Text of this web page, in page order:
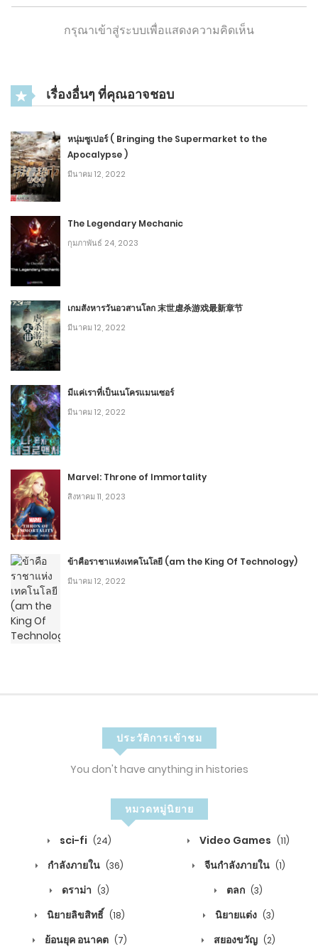
8
Chapter 576: บุกจู่โจม
5
กุมภาพันธ์ 17, 2021
7
2 Chapter 574: ‘อาวุธ’
กุมภาพันธ์ 16, 2021
8
2
มิถุนายน 2, 2020
9
2 Chapter 572: ความรู้สึกของความเจ็บปวด
พฤษภาคม 31, 2020
8
2 Chapter 571: เลือดใหม่ที่หยดไหล
5
2 Chapter 570: ความรู้สึกดีๆ
พฤษภาคม 25, 2020
7
2 Chapter 569: คู่อาฆาตคนเก่า
พฤษภาคม 24, 2020
Chapter 567: มีคนนำทางให้แบบฟรีๆ
Chapter 566: กล้าบ้าบิ่น
พฤษภาคม 11, 2020
2 Chapter 565: เมืองชิงไห่
เมษายน 29, 2020
กรุณาเข้าสู่ระบบเพื่อแสดงความคิดเห็น
เรื่องอื่นๆ ที่คุณอาจชอบ
หนุ่มซูเปอร์ ( Bringing the Supermarket to the
Apocalypse )
มีนาคม 12, 2022
The Legendary Mechanic
กุมภาพันธ์ 24, 2023
เกมสังหารวันอวสานโลก 末世虐杀游戏最新章节
มีนาคม 12, 2022
มีแค่เราที่เป็นเนโครแมนเซอร์
มีนาคม 12, 2022
Marvel: Throne of Immortality
สิงหาคม 11, 2023
ข้าคือราชาแห่งเทคโนโลยี (am the King Of Technology)
มีนาคม 12, 2022
ประวัติการเข้าชม
You don't have anything in histories
หมวดหมู่นิยาย
sci-fi (24) Video Games (11)
กำลังภายใน (36) จีนกำลังภายใน (1)
ดราม่า (3) ตลก (3)
นิยายลิขสิทธิ์ (18) นิยายแต่ง (3)
ย้อนยุค อนาคต (7) สยองขวัญ (2)